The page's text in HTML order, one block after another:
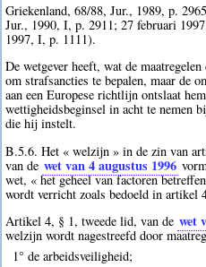
Griekenland, 68/88, Jur., 1989, p.
Jur., 1990, I, p. 2911; 27 februari
1997, I, p. 1111).
De wetgever heeft, wat de
om strafsancties te bepalen, maar de
aan een Europese richtlijn ontslaat
wettigheidsbeginsel in acht te nemen
die hij instelt.
B.5.6. Het « welzijn » in de zin van
van de wet van 4 augustus 1996
wet, « het geheel van factoren
wordt verricht zoals bedoeld in artikel
Artikel 4, § 1, tweede lid, van de wet
welzijn wordt nagestreefd door
1° de arbeidsveiligheid;